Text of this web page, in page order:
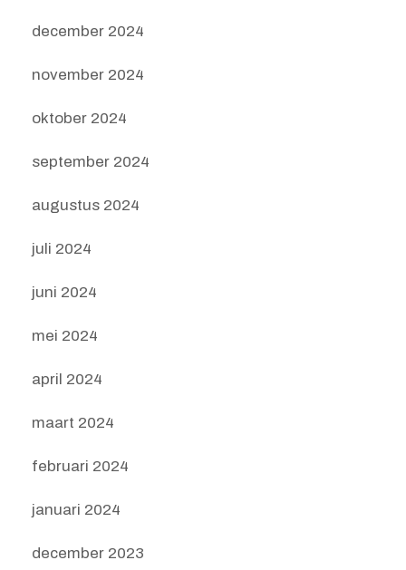
december 2024
november 2024
oktober 2024
september 2024
augustus 2024
juli 2024
juni 2024
mei 2024
april 2024
maart 2024
februari 2024
januari 2024
december 2023